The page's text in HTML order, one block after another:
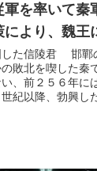
を率いて秦
より、魏王
した信陵君 邯鄲
敗北を喫した秦
、前２５６年に
紀以降、勃興し